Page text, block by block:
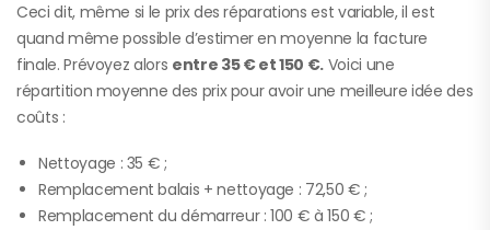
Ceci dit, même si le prix des réparations est variable, il est
quand même possible d’estimer en moyenne la facture
finale. Prévoyez alors entre 35 € et 150 €.Voici une
répartition moyenne des prix pour avoir une meilleure idée des
coûts :
Nettoyage : 35 € ;
Remplacement balais + nettoyage : 72,50 € ;
Remplacement du démarreur : 100 € à 150 € ;